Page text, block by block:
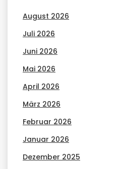
August 2026
Juli 2026
Juni 2026
Mai 2026
April 2026
März 2026
Februar 2026
Januar 2026
Dezember 2025